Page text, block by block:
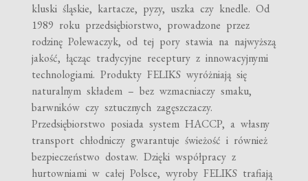
kluski śląskie, kartacze, pyzy, uszka czy knedle. Od
1989 roku przedsiębiorstwo, prowadzone przez
rodzinę Polewaczyk, od tej pory stawia na najwyższą
jakość, łącząc tradycyjne receptury z innowacyjnymi
technologiami. Produkty FELIKS wyróżniają się
naturalnym składem – bez wzmacniaczy smaku,
barwników czy sztucznych zagęszczaczy.
Przedsiębiorstwo posiada system HACCP, a własny
transport chłodniczy gwarantuje świeżość i również
bezpieczeństwo dostaw. Dzięki współpracy z
hurtowniami w całej Polsce, wyroby FELIKS trafiają